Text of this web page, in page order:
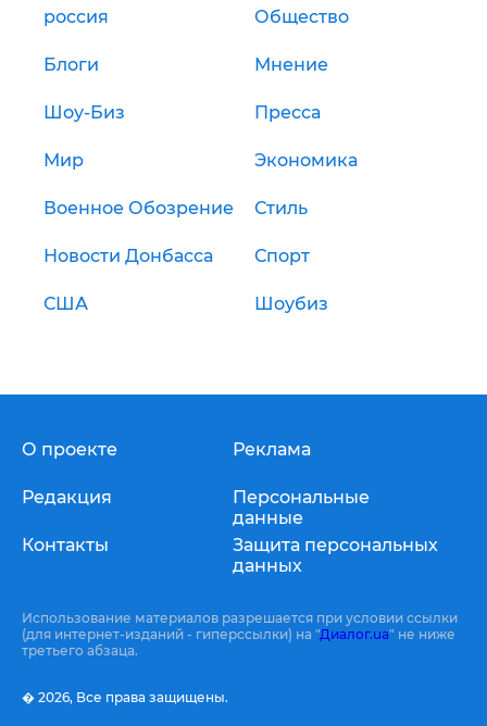
россия Общество
Блоги Мнение
Шоу-Биз Пресса
Мир Экономика
Военное Обозрение Стиль
Новости Донбасса Спорт
США Шоубиз
О проекте
Редакция
Контакты
Реклама
Персональные
данные
Защита персональных
данных
Использование материалов разрешается при условии ссылки
(для интернет-изданий - гиперссылки) на "Диалог.ua" не ниже
третьего абзаца.
� 2026, Все права защищены.